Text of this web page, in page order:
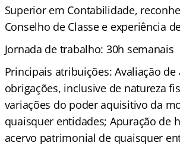
Superior em Contabilidade,
Conselho de Classe e experiência
Jornada de trabalho: 30h semanais
Principais atribuições: Avaliação
obrigações, inclusive de natureza
variações do poder aquisitivo da
quaisquer entidades; Apuração de
acervo patrimonial de quaisquer